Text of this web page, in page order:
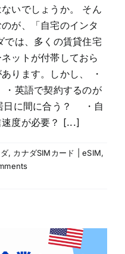
いでしょうか。 そん
が、「自宅のインタ
では、多くの賃貸住宅
ットが付帯しておら
ります。しかし、 ・
英語で契約するのが
日に間に合う？ ・自
度が必要？ [...]
, カナダSIMカード | eSIM,